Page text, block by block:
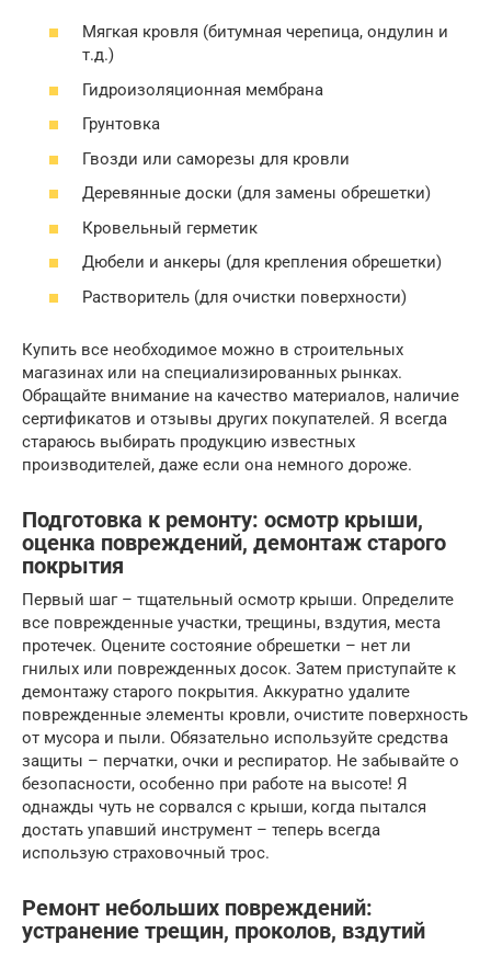
Мягкая кровля (битумная черепица, ондулин и
т.д.)
Гидроизоляционная мембрана
Грунтовка
Гвозди или саморезы для кровли
Деревянные доски (для замены обрешетки)
Кровельный герметик
Дюбели и анкеры (для крепления обрешетки)
Растворитель (для очистки поверхности)
Купить все необходимое можно в строительных
магазинах или на специализированных рынках.
Обращайте внимание на качество материалов, наличие
сертификатов и отзывы других покупателей. Я всегда
стараюсь выбирать продукцию известных
производителей, даже если она немного дороже.
Подготовка к ремонту: осмотр крыши,
оценка повреждений, демонтаж старого
покрытия
Первый шаг – тщательный осмотр крыши. Определите
все поврежденные участки, трещины, вздутия, места
протечек. Оцените состояние обрешетки – нет ли
гнилых или поврежденных досок. Затем приступайте к
демонтажу старого покрытия. Аккуратно удалите
поврежденные элементы кровли, очистите поверхность
от мусора и пыли. Обязательно используйте средства
защиты – перчатки, очки и респиратор. Не забывайте о
безопасности, особенно при работе на высоте! Я
однажды чуть не сорвался с крыши, когда пытался
достать упавший инструмент – теперь всегда
использую страховочный трос.
Ремонт небольших повреждений:
устранение трещин, проколов, вздутий